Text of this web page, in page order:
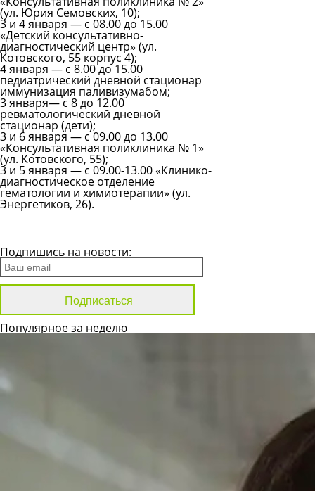
(ул. Юрия Семовских, 10);
3 и 4 января — с 08.00 до 15.00
«Детский консультативно-
диагностический центр» (ул.
Котовского, 55 корпус 4);
4 января — с 8.00 до 15.00
педиатрический дневной стационар
иммунизация паливизумабом;
3 января— с 8 до 12.00
ревматологический дневной
стационар (дети);
3 и 6 января — с 09.00 до 13.00
«Консультативная поликлиника № 1»
(ул. Котовского, 55);
3 и 5 января — с 09.00-13.00 «Клинико-
диагностическое отделение
гематологии и химиотерапии» (ул.
Энергетиков, 26).
Подпишись на новости:
Популярное за неделю